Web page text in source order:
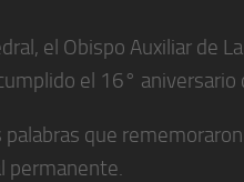
el Obispo Auxiliar de
el 16°
que
permanente.